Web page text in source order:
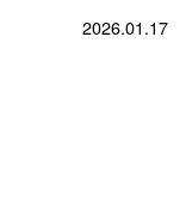
2026.01.17